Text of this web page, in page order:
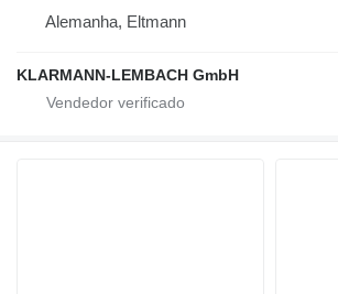
Alemanha, Eltmann
KLARMANN-LEMBACH GmbH